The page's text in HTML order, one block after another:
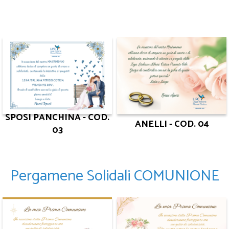
SPOSI PANCHINA - COD.
03
ANELLI - COD. 04
Pergamene Solidali COMUNIONE